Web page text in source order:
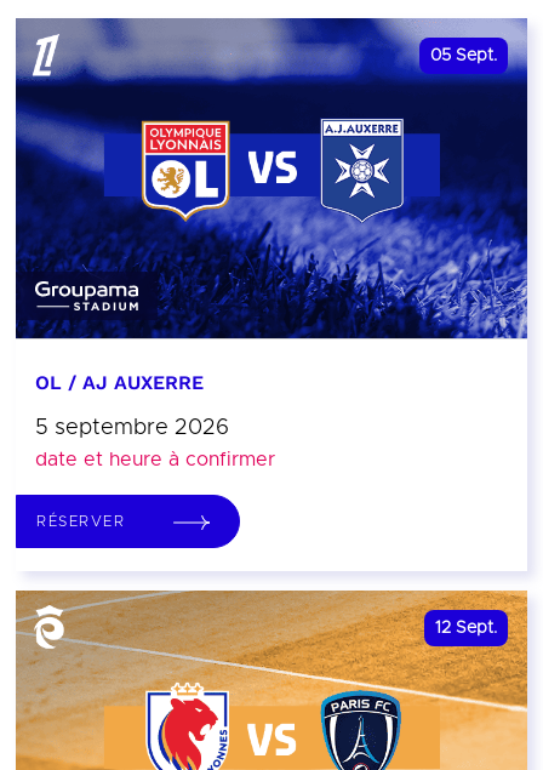
05 Sept.
OL / AJ AUXERRE
5 septembre 2026
date et heure à confirmer
RÉSERVER
12 Sept.